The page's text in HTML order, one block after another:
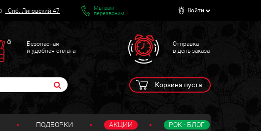
-Спб. Лиговский 47
Мы вам
перезвоним
Войти
Безопасная
и удобная оплата
Отправка
в день заказа
Корзина пуста
ПОДБОРКИ АКЦИИ РОК - БЛОГ